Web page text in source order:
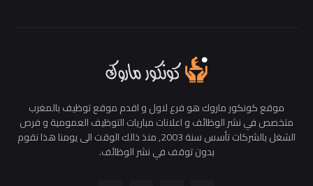
موقع كونكور ماروك هو فرع لاول و اقدم موقع توظيف بالمغرب
متخصص في نشر الوظائف و اعلانات مباريات التوظيف العمومية و فرص
الشغل بالشركات تأسس سنة 2003, منذ ذالك الوقت الى يومنا هذا نقوم
بدون توقف في نشر الوظائف.